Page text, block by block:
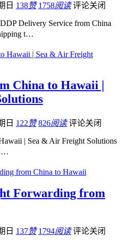
日 138赞 1758阅读 评论关闭
Delivery Service from China
t…
China to Hawaii |
日 122赞 826阅读 评论关闭
| Sea & Air Freight Solutions
Forwarding from
日 137赞 1794阅读 评论关闭